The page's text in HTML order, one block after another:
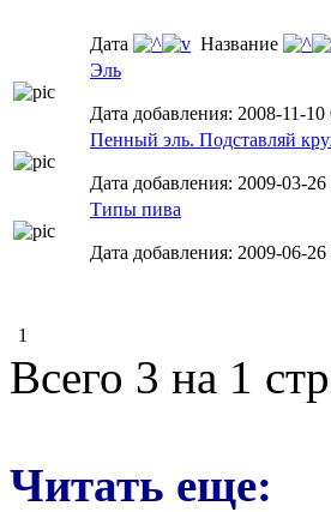
Дата Название
Эль
Дата добавления: 2008-11-
Пенный эль. Подставляй
Дата добавления: 2009-03-
Типы пива
Дата добавления: 2009-06-
1
Всего 3 на 1
Читать еще: